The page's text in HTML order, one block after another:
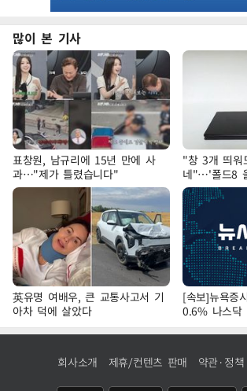
많이 본 기사
표창원, 남규리에 15년 만에 사
과…"제가 틀렸습니다"
"창 3개 띄워
네"…'폴드8
니
英유명 여배우, 큰 교통사고서 기
아차 덕에 살았다
[속보]뉴욕증
0.6% 나스
회사소개 제휴/컨텐츠 판매 약관·정책